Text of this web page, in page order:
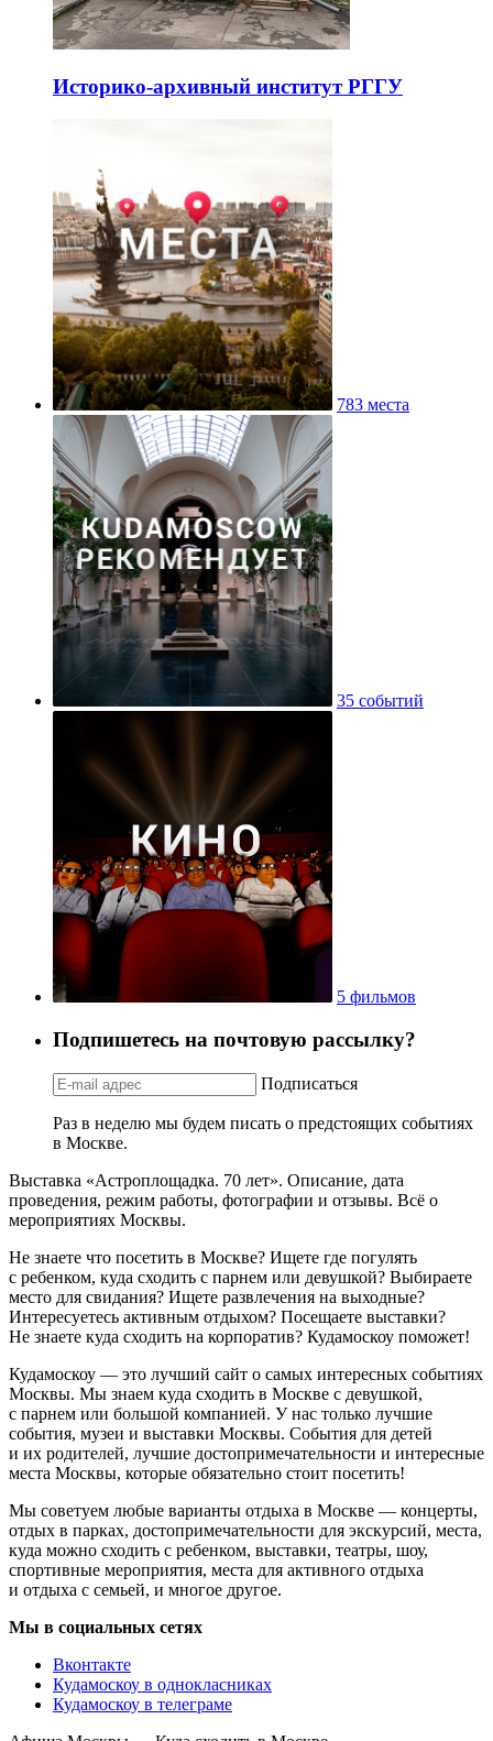
Историко-архивный институт РГГУ
783 места
35 событий
5 фильмов
Подпишетесь на почтовую рассылку?
Подписаться
Раз в неделю мы будем писать о предстоящих событиях
в Москве.
Выставка «Астроплощадка. 70 лет». Описание, дата
проведения, режим работы, фотографии и отзывы. Всё о
мероприятиях Москвы.
Не знаете что посетить в Москве? Ищете где погулять
с ребенком, куда сходить с парнем или девушкой? Выбираете
место для свидания? Ищете развлечения на выходные?
Интересуетесь активным отдыхом? Посещаете выставки?
Не знаете куда сходить на корпоратив? Кудамоскоу поможет!
Кудамоскоу — это лучший сайт о самых интересных событиях
Москвы. Мы знаем куда сходить в Москве с девушкой,
с парнем или большой компанией. У нас только лучшие
события, музеи и выставки Москвы. События для детей
и их родителей, лучшие достопримечательности и интересные
места Москвы, которые обязательно стоит посетить!
Мы советуем любые варианты отдыха в Москве — концерты,
отдых в парках, достопримечательности для экскурсий, места,
куда можно сходить с ребенком, выставки, театры, шоу,
спортивные мероприятия, места для активного отдыха
и отдыха с семьей, и многое другое.
Мы в социальных сетях
Вконтакте
Кудамоскоу в однокласниках
Кудамоскоу в телеграме